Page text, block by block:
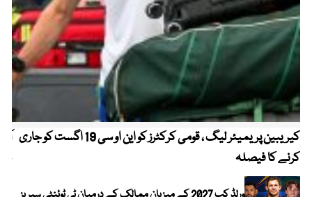
کیریبین پریمیئر لیگ ، قومی کرکٹرز کو این او سی 19 اگست کو جاری
کرنے کا فیصلہ